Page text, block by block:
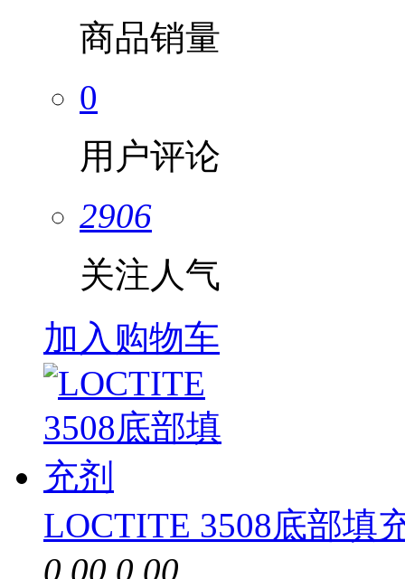
商品销量
0
用户评论
2906
关注人气
加入购物车
LOCTITE 3508底部填
0.00 0.00